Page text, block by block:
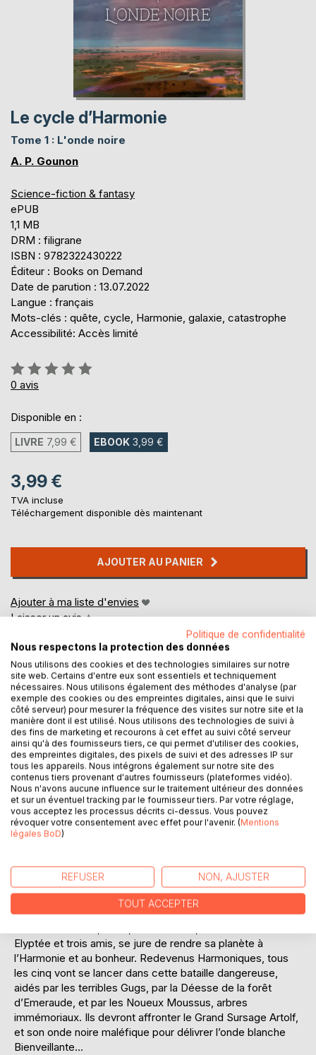
Le cycle d’Harmonie
Tome 1 : L'onde noire
A. P. Gounon
Science-fiction & fantasy
ePUB
1,1 MB
DRM : filigrane
ISBN : 9782322430222
Éditeur : Books on Demand
Date de parution : 13.07.2022
Langue : français
Mots-clés : quête, cycle, Harmonie, galaxie, catastrophe
Accessibilité: Accès limité
Évaluation:
0%
0 avis
Disponible en :
LIVRE 7,99 € EBOOK 3,99 €
3,99 €
TVA incluse
Téléchargement disponible dès maintenant
AJOUTER AU PANIER
Ajouter à ma liste d'envies
Laisser un avis
DESCRIPTION
Au coeur du 26e univers, qui pourrait être le nôtre, la
planète Orsina, où la vie était exquise depuis que
l’Harmonie, venue d’on ne sait où, la baignait, ne connaissait
ni la maladie, ni la vieillesse, ni la mort… Ses habitants
l’avaient rebaptisée « la planète Harmonie ».
survient la catastrophe : l’Inharmonie, qui apporte avec elle
l’horreur et la mort. Sur la planète, tout est cassé, distordu,
grotesque, tout n’est plus que laideur…
Elyptée et trois amis, se jure de rendre sa planète à
l’Harmonie et au bonheur. Redevenus Harmoniques, tous
les cinq vont se lancer dans cette bataille dangereuse,
aidés par les terribles Gugs, par la Déesse de la forêt
d’Emeraude, et par les Noueux Moussus, arbres
immémoriaux. Ils devront affronter le Grand Sursage Artolf,
et son onde noire maléfique pour délivrer l’onde blanche
Bienveillante…
Politique de confidentialité
Nous respectons la protection des données
Nous utilisons des cookies et des technologies similaires sur notre
site web. Certains d'entre eux sont essentiels et techniquement
nécessaires. Nous utilisons également des méthodes d'analyse (par
exemple des cookies ou des empreintes digitales, ainsi que le suivi
côté serveur) pour mesurer la fréquence des visites sur notre site et la
manière dont il est utilisé. Nous utilisons des technologies de suivi à
des fins de marketing et recourons à cet effet au suivi côté serveur
ainsi qu'à des fournisseurs tiers, ce qui permet d'utiliser des cookies,
des empreintes digitales, des pixels de suivi et des adresses IP sur
tous les appareils. Nous intégrons également sur notre site des
contenus tiers provenant d'autres fournisseurs (plateformes vidéo).
Nous n'avons aucune influence sur le traitement ultérieur des données
et sur un éventuel tracking par le fournisseur tiers. Par votre réglage,
vous acceptez les processus décrits ci-dessus. Vous pouvez
révoquer votre consentement avec effet pour l'avenir. (Mentions
légales BoD)
REFUSER NON, AJUSTER
TOUT ACCEPTER